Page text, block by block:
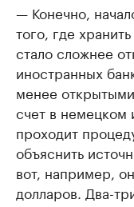
— Конечно,
того, где
стало сложнее
иностранных
менее
счет в немецком
проходит
объяснить
вот, например,
долларов. Два-